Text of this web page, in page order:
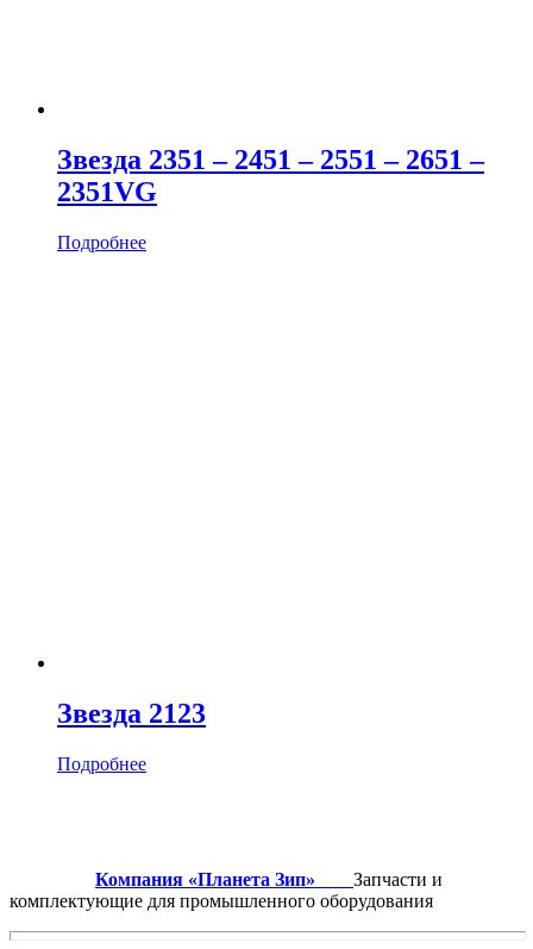
Звезда 2351 – 2451 – 2551 – 2651 –
2351VG
Подробнее
Звезда 2123
Подробнее
Компания «Планета Зип» Запчасти и
комплектующие для промышленного оборудования